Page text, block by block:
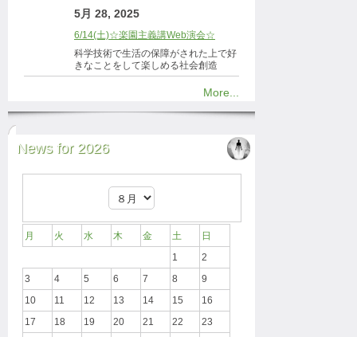
5月 28, 2025
6/14(土)☆楽園主義講Web演会☆
科学技術で生活の保障がされた上で好
きなことをして楽しめる社会創造
More...
News for 2026
月 火 水 木 金 土
日
1
2
3
4 5 6 7 8
9
10
11 12 13 14 15
16
17
18 19 20 21 22
23